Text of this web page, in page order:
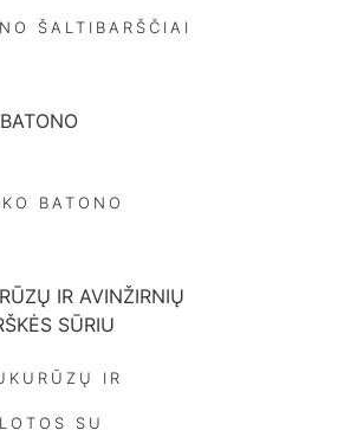
ŠALTIBARŠČIAI
BATONO
IR
SU